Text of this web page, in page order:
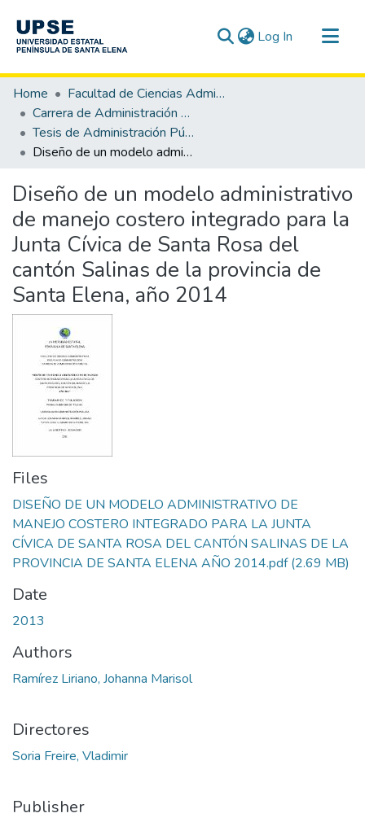
Log In (current)
Communities & Collections
All of DSpace
Statistics
Home
Facultad de Ciencias Administrativas
Carrera de Administración Pública
Tesis de Administración Pública
Diseño de un modelo administrativo de manejo costero integrado para la Junta Cívica de Santa Rosa del cantón Salinas de la provincia de Santa Elena, año 2014
Diseño de un modelo administrativo
de manejo costero integrado para la
Junta Cívica de Santa Rosa del
cantón Salinas de la provincia de
Santa Elena, año 2014
Files
DISEÑO DE UN MODELO ADMINISTRATIVO DE
MANEJO COSTERO INTEGRADO PARA LA JUNTA
CÍVICA DE SANTA ROSA DEL CANTÓN SALINAS DE LA
PROVINCIA DE SANTA ELENA AÑO 2014.pdf(2.69 MB)
Date
2013
Authors
Ramírez Liriano, Johanna Marisol
Directores
Soria Freire, Vladimir
Publisher